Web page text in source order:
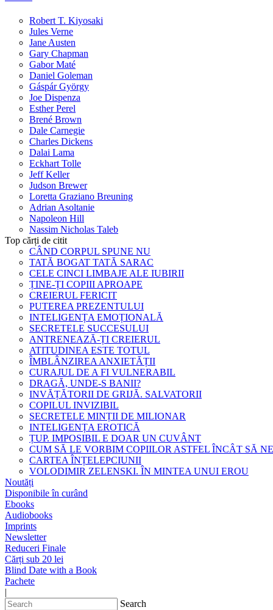
Robert T. Kiyosaki
Jules Verne
Jane Austen
Gary Chapman
Gabor Maté
Daniel Goleman
Gáspár György
Joe Dispenza
Esther Perel
Brené Brown
Dale Carnegie
Charles Dickens
Dalai Lama
Eckhart Tolle
Jeff Keller
Judson Brewer
Loretta Graziano Breuning
Adrian Asoltanie
Napoleon Hill
Nassim Nicholas Taleb
Top cărți de citit
CÂND CORPUL SPUNE NU
TATĂ BOGAT TATĂ SARAC
CELE CINCI LIMBAJE ALE IUBIRII
ȚINE-ȚI COPIII APROAPE
CREIERUL FERICIT
PUTEREA PREZENTULUI
INTELIGENȚA EMOȚIONALĂ
SECRETELE SUCCESULUI
ANTRENEAZĂ-ȚI CREIERUL
ATITUDINEA ESTE TOTUL
ÎMBLÂNZIREA ANXIETĂȚII
CURAJUL DE A FI VULNERABIL
DRAGĂ, UNDE-S BANII?
INVĂȚĂTORII DE GRIJĂ. SALVATORII
COPILUL INVIZIBIL
SECRETELE MINȚII DE MILIONAR
INTELIGENȚA EROTICĂ
ȚUP. IMPOSIBIL E DOAR UN CUVÂNT
CUM SĂ LE VORBIM COPIILOR ASTFEL ÎNCÂT SĂ
CARTEA ÎNȚELEPCIUNII
VOLODIMIR ZELENSKI. ÎN MINTEA UNUI EROU
Noutăți
Disponibile în curând
Ebooks
Audiobooks
Imprints
Newsletter
Reduceri Finale
Cărți sub 20 lei
Blind Date with a Book
Pachete
|
Search